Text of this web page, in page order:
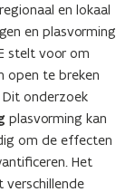
en lokaal
en plasvorming
stelt voor om
open te breken
onderzoek
plasvorming kan
om de effecten
Het
verschillende